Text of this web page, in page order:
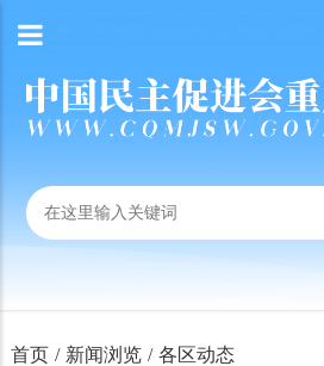
首页 / 新闻浏览 / 各区动态